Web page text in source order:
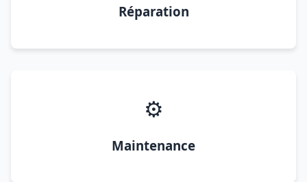
Réparation
⚙️
Maintenance